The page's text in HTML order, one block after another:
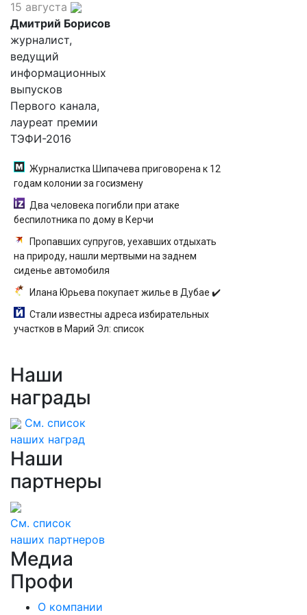
15 августа
Дмитрий Борисов
журналист,
ведущий
информационных
выпусков
Первого канала,
лауреат премии
ТЭФИ-2016
Журналистка Шипачева приговорена к 12
годам колонии за госизмену
Два человека погибли при атаке
беспилотника по дому в Керчи
Пропавших супругов, уехавших отдыхать
на природу, нашли мертвыми на заднем
сиденье автомобиля
Илана Юрьева покупает жилье в Дубае ✔️
Стали известны адреса избирательных
участков в Марий Эл: список
Наши
награды
См. список
наших наград
Наши
партнеры
См. список
наших партнеров
Медиа
Профи
О компании